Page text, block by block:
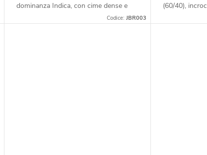
dominanza Indica, con cime dense e
resinose e un profilo terpenico unico di
Codice: JBR003
(60/40),
Purple